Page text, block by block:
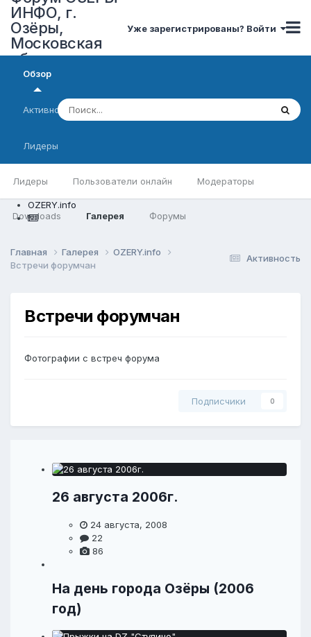
ИНФО, г.
Озёры,
Московская
область
Уже зарегистрированы? Войти
Обзор
Лидеры Пользователи онлайн Модераторы
Downloads Галерея Форумы
Активность
Лидеры
OZERY.info
Активность
Главная Галерея
OZERY.info
Встречи форумчан
Встречи форумчан
Фотографии с встреч форума
Подписчики 0
26 августа 2006г.
24 августа, 2008
22
86
На день города Озёры (2006
год)